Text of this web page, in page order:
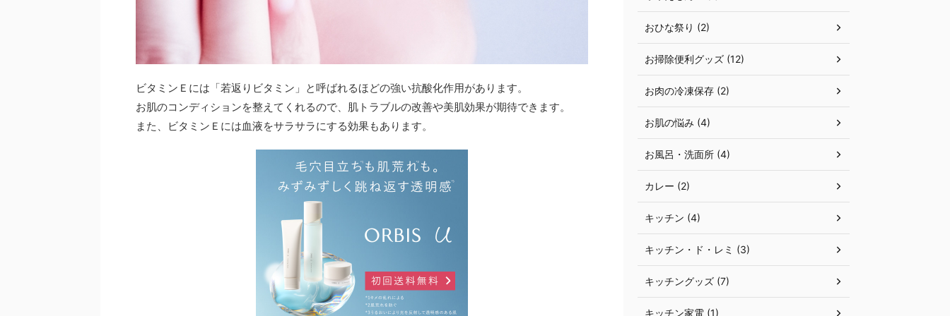
ビタミンＥには「若返りビタミン」と呼ばれるほどの強い抗酸化作用があります。
お肌のコンディションを整えてくれるので、肌トラブルの改善や美肌効果が期待できます。
また、ビタミンＥには血液をサラサラにする効果もあります。
おひな祭り (2)
お掃除便利グッズ (12)
お肉の冷凍保存 (2)
お肌の悩み (4)
お風呂・洗面所 (4)
カレー (2)
キッチン (4)
キッチン・ド・レミ (3)
キッチングッズ (7)
キッチン家電 (1)